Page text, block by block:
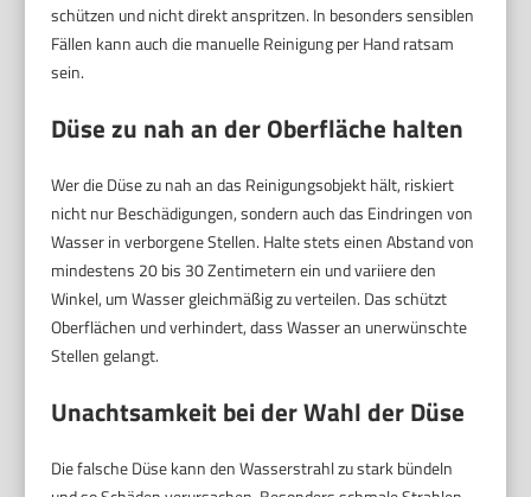
schützen und nicht direkt anspritzen. In besonders sensiblen
Fällen kann auch die manuelle Reinigung per Hand ratsam
sein.
Düse zu nah an der Oberfläche halten
Wer die Düse zu nah an das Reinigungsobjekt hält, riskiert
nicht nur Beschädigungen, sondern auch das Eindringen von
Wasser in verborgene Stellen. Halte stets einen Abstand von
mindestens 20 bis 30 Zentimetern ein und variiere den
Winkel, um Wasser gleichmäßig zu verteilen. Das schützt
Oberflächen und verhindert, dass Wasser an unerwünschte
Stellen gelangt.
Unachtsamkeit bei der Wahl der Düse
Die falsche Düse kann den Wasserstrahl zu stark bündeln